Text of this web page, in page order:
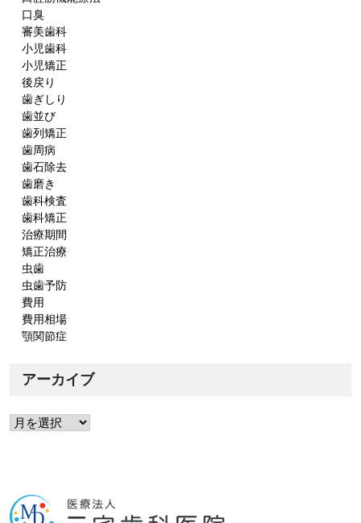
口臭
審美歯科
小児歯科
小児矯正
後戻り
歯ぎしり
歯並び
歯列矯正
歯周病
歯石除去
歯磨き
歯科検査
歯科矯正
治療期間
矯正治療
虫歯
虫歯予防
費用
費用相場
顎関節症
アーカイブ
ア
イ